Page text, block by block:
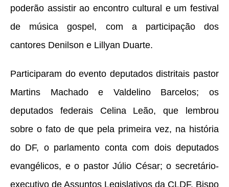
poderão assistir ao encontro cultural e um festival
de música gospel, com a participação dos
cantores Denilson e Lillyan Duarte.
Participaram do evento deputados distritais pastor
Martins Machado e Valdelino Barcelos; os
deputados federais Celina Leão, que lembrou
sobre o fato de que pela primeira vez, na história
do DF, o parlamento conta com dois deputados
evangélicos, e o pastor Júlio César; o secretário-
executivo de Assuntos Legislativos da CLDF, Bispo